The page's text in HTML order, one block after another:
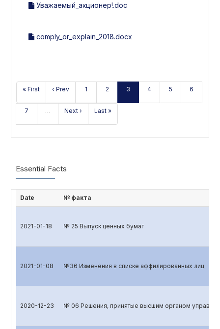
Уважаемый_акционер!.doc
comply_or_explain_2018.docx
« First ‹ Prev 1 2 3 4 5 6
7 … Next › Last »
Essential Facts
Date № факта
2021-01-18 № 25 Выпуск ценных бумаг
2021-01-08 №36 Изменения в списке аффилированных лиц
2020-12-23 № 06 Решения, принятые высшим органом